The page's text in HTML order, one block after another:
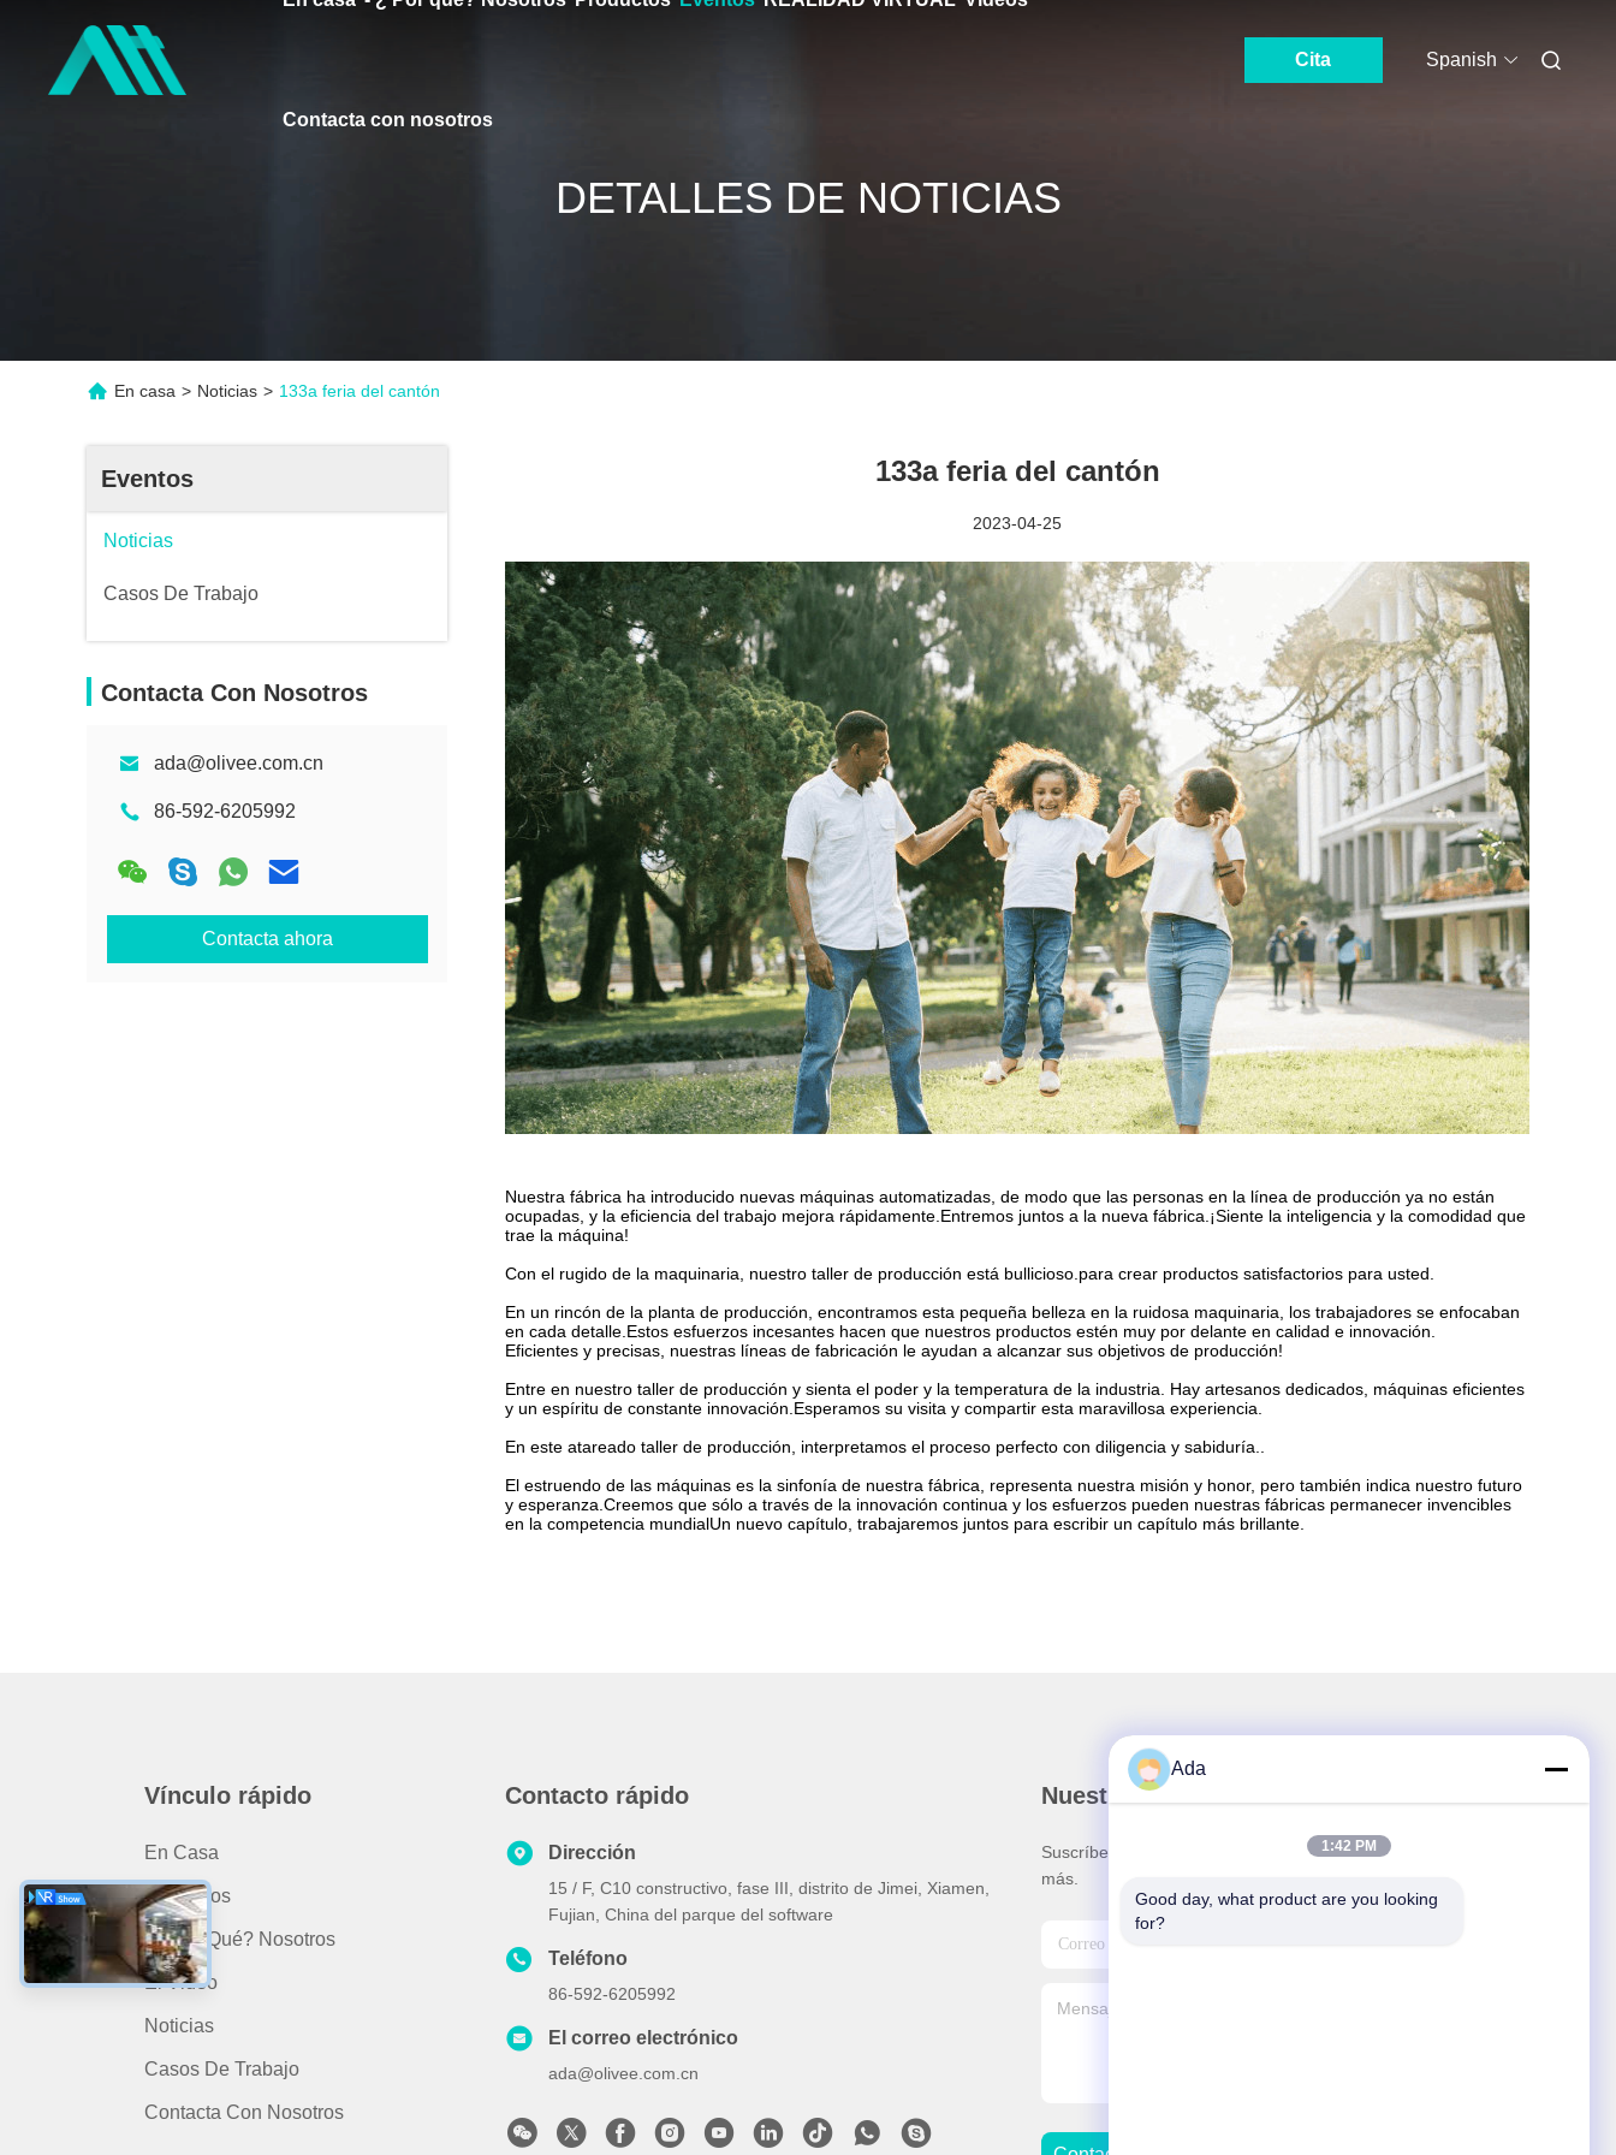
Contacta con nosotros
Cita Spanish
DETALLES DE NOTICIAS
En casa > Noticias > 133a feria del cantón
Eventos
Noticias
Casos De Trabajo
Contacta Con Nosotros
ada@olivee.com.cn
86-592-6205992
Contacta ahora
133a feria del cantón
2023-04-25
Nuestra fábrica ha introducido nuevas máquinas automatizadas, de modo que las personas en la línea de producción ya no están
ocupadas, y la eficiencia del trabajo mejora rápidamente.Entremos juntos a la nueva fábrica.¡Siente la inteligencia y la comodidad que
trae la máquina!
Con el rugido de la maquinaria, nuestro taller de producción está bullicioso.para crear productos satisfactorios para usted.
En un rincón de la planta de producción, encontramos esta pequeña belleza en la ruidosa maquinaria, los trabajadores se enfocaban
en cada detalle.Estos esfuerzos incesantes hacen que nuestros productos estén muy por delante en calidad e innovación.
Eficientes y precisas, nuestras líneas de fabricación le ayudan a alcanzar sus objetivos de producción!
Entre en nuestro taller de producción y sienta el poder y la temperatura de la industria. Hay artesanos dedicados, máquinas eficientes
y un espíritu de constante innovación.Esperamos su visita y compartir esta maravillosa experiencia.
En este atareado taller de producción, interpretamos el proceso perfecto con diligencia y sabiduría..
El estruendo de las máquinas es la sinfonía de nuestra fábrica, representa nuestra misión y honor, pero también indica nuestro futuro
y esperanza.Creemos que sólo a través de la innovación continua y los esfuerzos pueden nuestras fábricas permanecer invencibles
en la competencia mundialUn nuevo capítulo, trabajaremos juntos para escribir un capítulo más brillante.
Vínculo rápido
En Casa
Productos
- ¿ Por Qué? Nosotros
El Video
Noticias
Casos De Trabajo
Contacta Con Nosotros
Contacto rápido
Dirección
15 / F, C10 constructivo, fase III, distrito de Jimei, Xiamen,
Fujian, China del parque del software
Teléfono
86-592-6205992
El correo electrónico
ada@olivee.com.cn
Nuestro boletín
Suscríbete a nuestro boletín para obtener descuentos y
más.
Ada
1:42 PM
Good day, what product are you looking
for?